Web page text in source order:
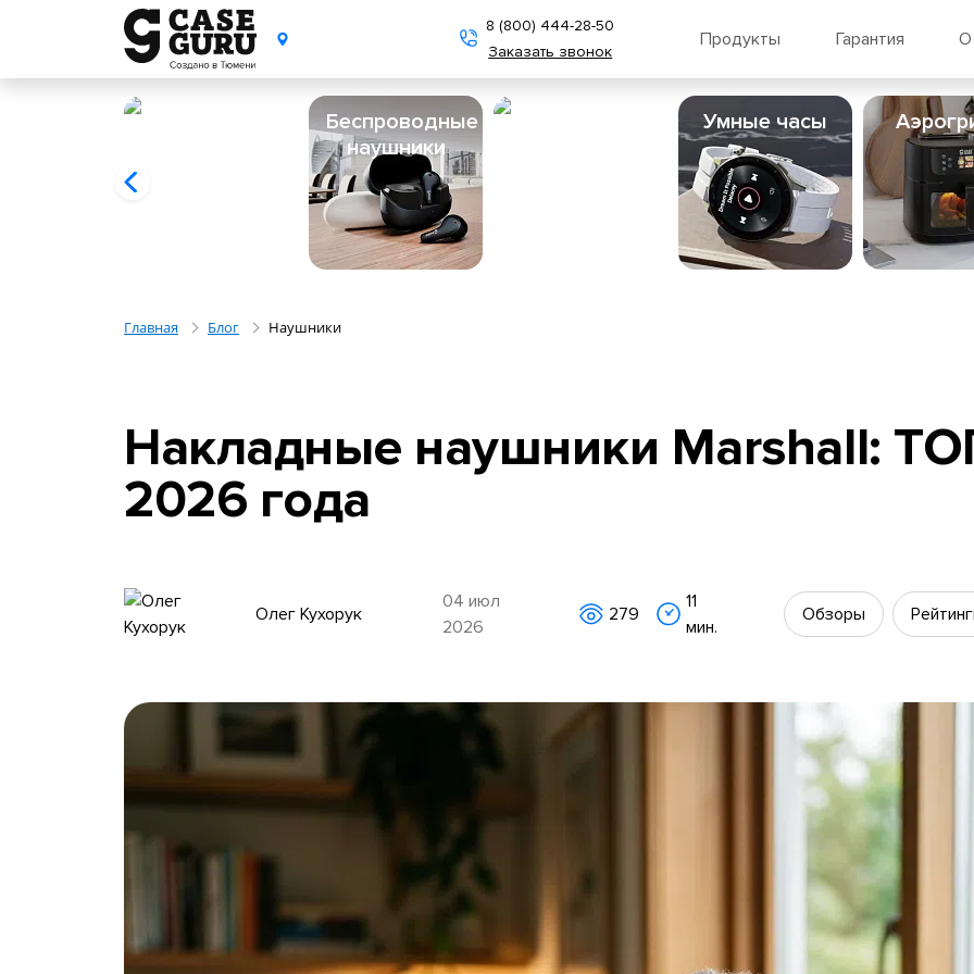
8 (800) 444-28-50
Заказать звонок
Продукты Гарантия О
Беспроводные
наушники
Умные часы
Главная Блог Наушники
Накладные наушники Marshall:
2026 года
Олег Кухорук
04 июл
2026
279
11
мин.
Обзоры